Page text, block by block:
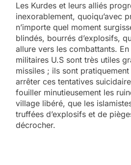
Les Kurdes et leurs alliés
inexorablement, quoiqu’avec
n’importe quel moment
blindés, bourrés d’explosifs,
allure vers les combattants.
militaires U.S sont très utiles
missiles ; ils sont
arrêter ces tentatives
fouiller minutieusement les
village libéré, que les
truffées d’explosifs et de
décrocher.